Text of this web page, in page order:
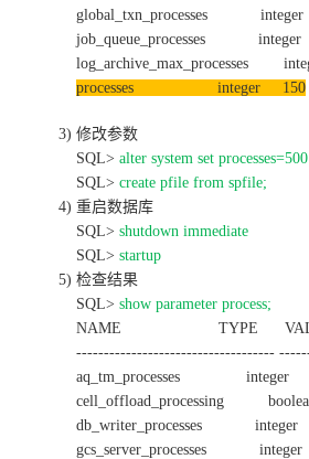
global_txn_processes
job_queue_processes
log_archive_max_processes
processes integer 150
3) 修改参数
SQL> alter system set
SQL> create pfile from spfile;
4) 重启数据库
SQL> shutdown immediate
SQL> startup
5) 检查结果
SQL> show parameter process;
NAME TYPE
------------------------------------
aq_tm_processes integer
cell_offload_processing
db_writer_processes
gcs_server_processes